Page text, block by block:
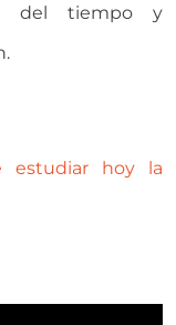
del tiempo y
estudiar hoy la